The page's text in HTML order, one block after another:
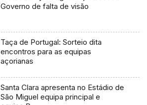
Governo de falta de visão
Taça de Portugal: Sorteio dita
encontros para as equipas
açorianas
Santa Clara apresenta no Estádio de
São Miguel equipa principal e